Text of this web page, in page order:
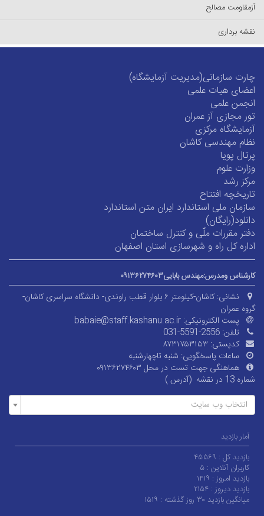
آزمقاومت مصالح
نقشه برداری
چارت سازمانی(مدیریت آزمایشگاه)
اعضای هیات علمی
انجمن علمی
تور مجازی آز عمران
آزمایشگاه مرکزی
نظام مهندسی کاشان
پرتال پویا
وزارت علوم
مرکز رشد
تاریخچه افتتاح
سازمان ملی استاندارد ایران متن استاندارد
دانلود(رایگان)
دفتر مقررات ملّی و کنترل ساختمان
اداره کل راه و شهرسازی استان اصفهان
کارشناس ومدرس:مهندس بابایی۰۹۱۳۶۲۷۴۶۰۳
نشانی:
کاشان-کیلومتر ۶ بلوار قطب راوندی- دانشگاه سراسری کاشان-
گروه عمران
پست الکترونیکی: babaie@staff.kashanu.ac.ir
تلفن: 031-5591-2556
کدپستی: ۸۷۳۱۷۵۳۱۵۳
ساعات پاسخگویی: شنبه تاچهارشنبه
هماهنگی جهت تست در محل ۰۹۱۳۶۲۷۴۶۰۳
شماره 13 در نقشه (آدرس
)
انتخاب وب سایت
آمار بازدید
بازدید کل : ۴۵۵۶۹
کاربران آنلاین : ۵
بازدید امروز : ۱۴۱۹
بازدید دیروز : ۲۱۵۴
میانگین بازدید ۳۰ روز گذشته :
۱۵۱۹